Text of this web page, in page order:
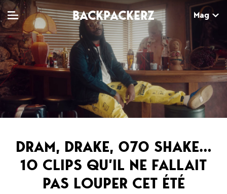
BACKPACKERZ Mag
TV
Live
Web-séries
MAG
Dossiers
Tops
Chroniques
Sorties
AGENDA
Paris
Festivals
DRAM, DRAKE, 070 SHAKE…
10 CLIPS QU’IL NE FALLAIT
PAS LOUPER CET ÉTÉ